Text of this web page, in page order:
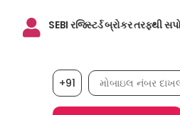
SEBI રજિસ્ટર્ડ બ્રોકર તરફથી
+91 મોબાઇલ નંબર, જરૂરી છે